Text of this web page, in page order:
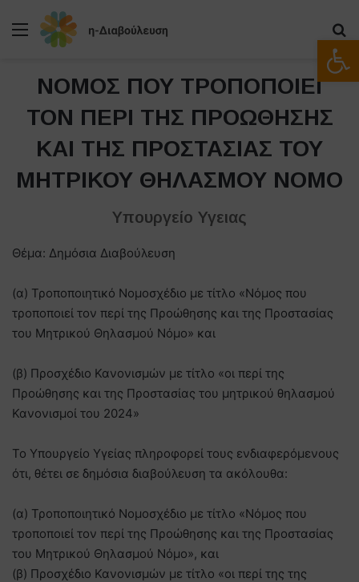
Μενού
ΝΟΜΟΣ ΠΟΥ ΤΡΟΠΟΠΟΙΕΙ
ΤΟΝ ΠΕΡΙ ΤΗΣ ΠΡΟΩΘΗΣΗΣ
ΚΑΙ ΤΗΣ ΠΡΟΣΤΑΣΙΑΣ ΤΟΥ
ΜΗΤΡΙΚΟΥ ΘΗΛΑΣΜΟΥ ΝΟΜΟ
Υπουργείο Υγειας
Θέμα: Δημόσια Διαβούλευση
(α) Τροποποιητικό Νομοσχέδιο με τίτλο «Νόμος που
τροποποιεί τον περί της Προώθησης και της Προστασίας
του Μητρικού Θηλασμού Νόμο» και
(β) Προσχέδιο Κανονισμών με τίτλο «οι περί της
Προώθησης και της Προστασίας του μητρικού θηλασμού
Κανονισμοί του 2024»
Το Υπουργείο Υγείας πληροφορεί τους ενδιαφερόμενους
ότι, θέτει σε δημόσια διαβούλευση τα ακόλουθα:
(α) Τροποποιητικό Νομοσχέδιο με τίτλο «Νόμος που
τροποποιεί τον περί της Προώθησης και της Προστασίας
του Μητρικού Θηλασμού Νόμο», και
(β) Προσχέδιο Κανονισμών με τίτλο «οι περί της της